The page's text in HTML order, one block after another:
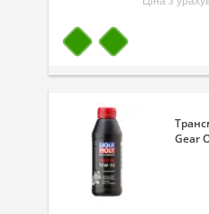
Gear